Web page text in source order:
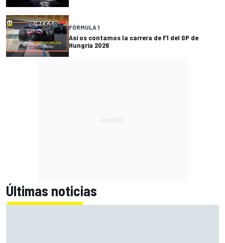
FÓRMULA 1
Así os contamos la carrera de F1 del GP de
Hungría 2026
Últimas noticias